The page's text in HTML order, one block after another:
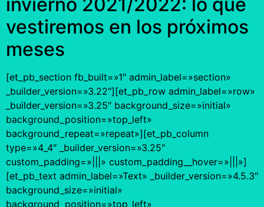
vestiremos en los próximos
meses
[et_pb_section fb_built=»1″ admin_label=»section»
_builder_version=»3.22″][et_pb_row admin_label=»row»
_builder_version=»3.25″ background_size=»initial»
background_position=»top_left»
background_repeat=»repeat»][et_pb_column
type=»4_4″ _builder_version=»3.25″
custom_padding=»|||» custom_padding__hover=»|||»]
[et_pb_text admin_label=»Text» _builder_version=»4.5.3″
background_size=»initial»
background_position=»top_left»